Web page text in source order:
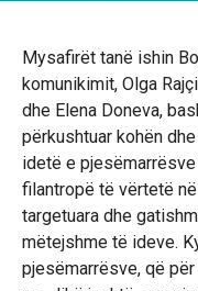
Mysafirët tanë ishin
komunikimit, Olga
dhe Elena Doneva,
përkushtuar kohën
idetë e
filantropë të vërtetë
targetuara dhe
mëtejshme të ideve.
pjesëmarrësve, që